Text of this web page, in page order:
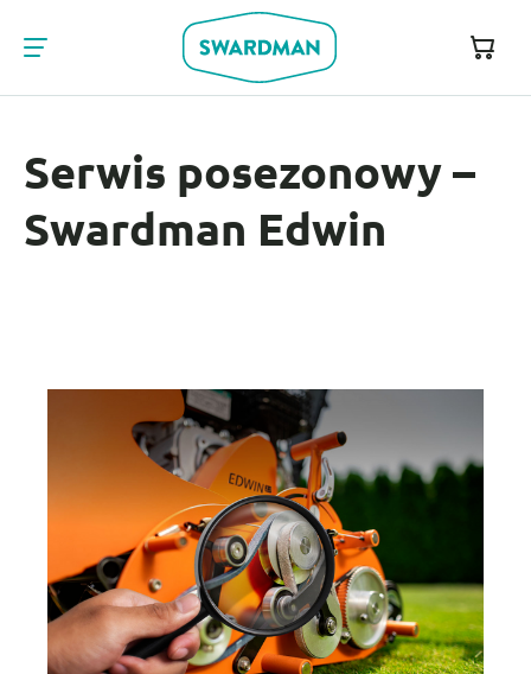
Serwis posezonowy –
Swardman Edwin